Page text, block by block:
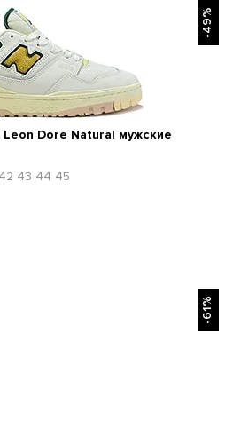
-49%
Dore Natural мужские
42 43 44 45
-61%